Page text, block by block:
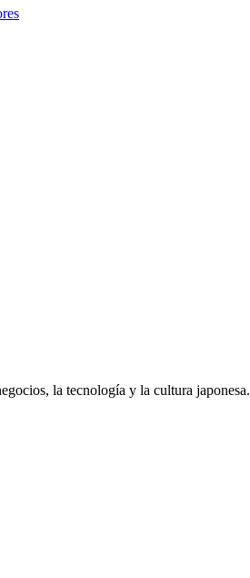
la tecnología y la cultura japonesa.